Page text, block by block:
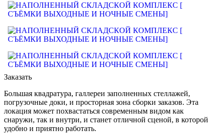
Заказать
Большая квадратура, галлереи заполненных стеллажей,
погрузочные доки, и просторная зона сборки заказов. Эта
локация может похвастаться современным видом как
снаружи, так и внутри, и станет отличной сценой, в которой
удобно и приятно работать.